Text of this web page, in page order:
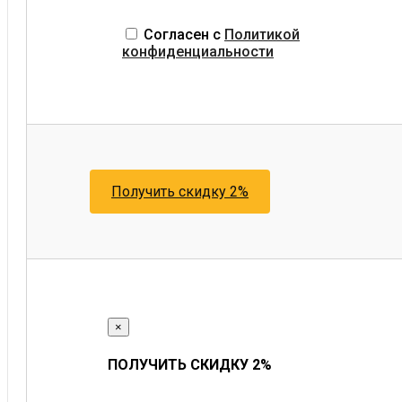
Согласен с Политикой
конфиденциальности
Получить скидку 2%
×
ПОЛУЧИТЬ СКИДКУ 2%